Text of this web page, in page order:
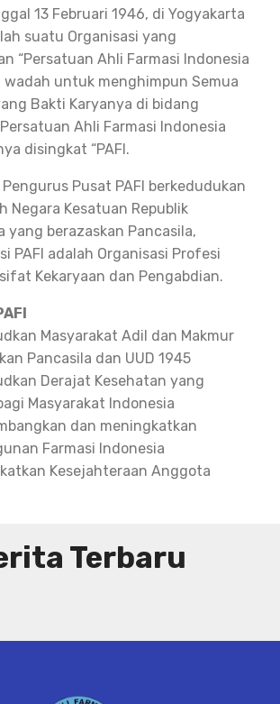
13 Februari 1946, di Yogyakarta
suatu Organisasi yang
“Persatuan Ahli Farmasi Indonesia
wadah untuk menghimpun Semua
Bakti Karyanya di bidang
Ahli Farmasi Indonesia
disingkat “PAFI.
Pengurus Pusat PAFI berkedudukan
Negara Kesatuan Republik
yang berazaskan Pancasila,
PAFI adalah Organisasi Profesi
Kekaryaan dan Pengabdian.
Masyarakat Adil dan Makmur
Pancasila dan UUD 1945
Derajat Kesehatan yang
Masyarakat Indonesia
dan meningkatkan
Farmasi Indonesia
Kesejahteraan Anggota
Terbaru